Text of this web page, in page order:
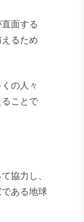
面する
るため
の人々
ことで
協力し、
ある地球